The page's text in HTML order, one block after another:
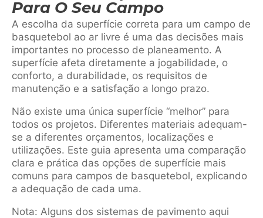
Para O Seu Campo
A escolha da superfície correta para um campo de
basquetebol ao ar livre é uma das decisões mais
importantes no processo de planeamento. A
superfície afeta diretamente a jogabilidade, o
conforto, a durabilidade, os requisitos de
manutenção e a satisfação a longo prazo.
Não existe uma única superfície “melhor” para
todos os projetos. Diferentes materiais adequam-
se a diferentes orçamentos, localizações e
utilizações. Este guia apresenta uma comparação
clara e prática das opções de superfície mais
comuns para campos de basquetebol, explicando
a adequação de cada uma.
Nota: Alguns dos sistemas de pavimento aqui